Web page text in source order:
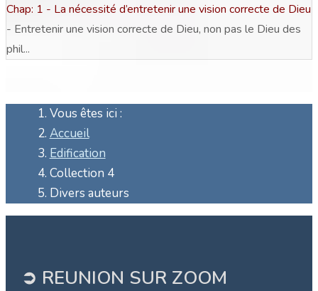
Chap: 1 - La nécessité d’entretenir une vision correcte de Dieu
- Entretenir une vision correcte de Dieu, non pas le Dieu des
phil...
Vous êtes ici :
Accueil
Edification
Collection 4
Divers auteurs
➲ REUNION SUR ZOOM